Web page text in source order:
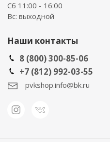
Сб 11:00 - 16:00
Вс: выходной
Наши контакты
8 (800) 300-85-06
+7 (812) 992-03-55
pvkshop.info@bk.ru